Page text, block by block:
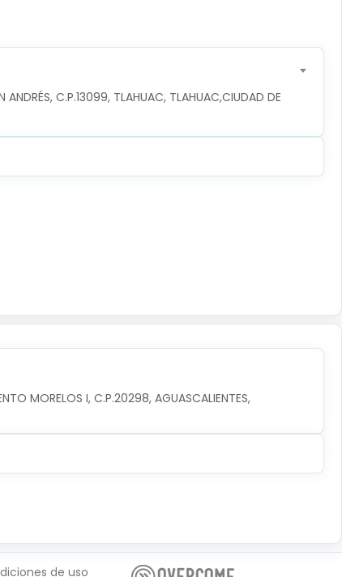
ANDRÉS, C.P.13099, TLAHUAC, TLAHUAC,CIUDAD DE
MORELOS I, C.P.20298, AGUASCALIENTES,
de uso